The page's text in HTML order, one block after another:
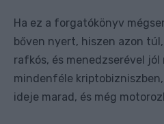
Ha ez a forgatókönyv
bőven nyert, hiszen azon
rafkós, és menedzserével
mindenféle
ideje marad, és még